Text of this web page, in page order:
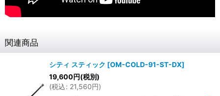
関連商品
シティ スティック [OM-COLD-91-ST-DX]
19,600円(税別)
(税込: 21,560円)